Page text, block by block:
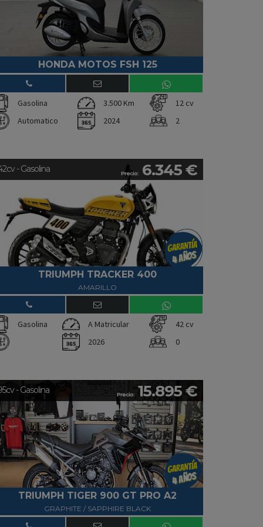
HONDA MOTOS FSH 125
Gasolina 3.500 Km
12 cv
Automatico
2024 2
Precio: 6.345 €
- Gasolina
TRIUMPH TRACKER 400
AMARILLO
Gasolina A Matricular
42 cv
2026
0
Precio: 15.895 €
- Gasolina
TRIUMPH TIGER 900 GT PRO A2
GRAPHITE / SAPPHIRE BLACK